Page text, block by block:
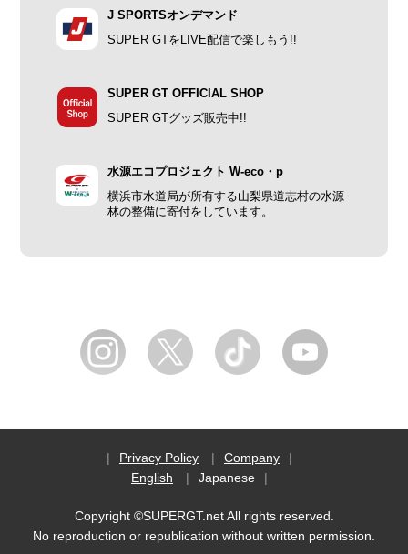
J SPORTSオンデマンド
SUPER GTをLIVE配信で楽しもう!!
SUPER GT OFFICIAL SHOP
SUPER GTグッズ販売中!!
水源エコプロジェクト W-eco・p
横浜市水道局が所有する山梨県道志村の水源
林の整備に寄付をしています。
Privacy Policy
Company
English
Japanese
Copyright ©SUPERGT.net All rights reserved.
No reproduction or republication without written permission.